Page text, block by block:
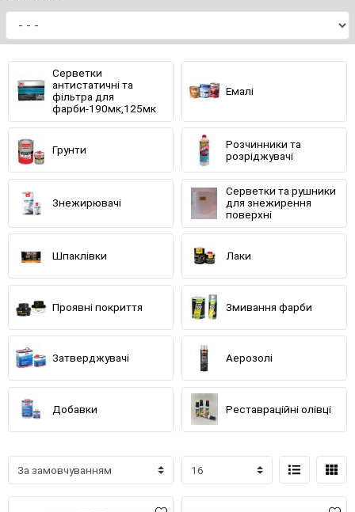
Серветки
антистатичні та
фільтра для
фарби-190мк,125мк
Емалі
Грунти
Розчинники та
розріджувачі
Знежирювачі
Серветки та рушники
для знежирення
поверхні
Шпаклівки Лаки
Проявні покриття Змивання фарби
Затверджувачі Аерозолі
Добавки Реставраційні олівці